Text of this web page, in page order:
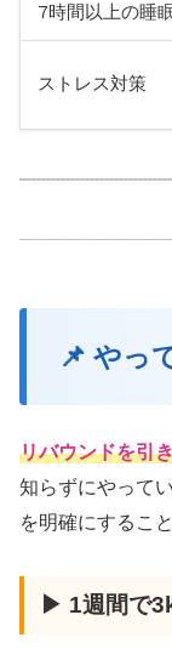
7時間以上の睡
ストレス対策
📌 やっ
リバウンドを引
知らずにやって
を明確にするこ
▶ 1週間で